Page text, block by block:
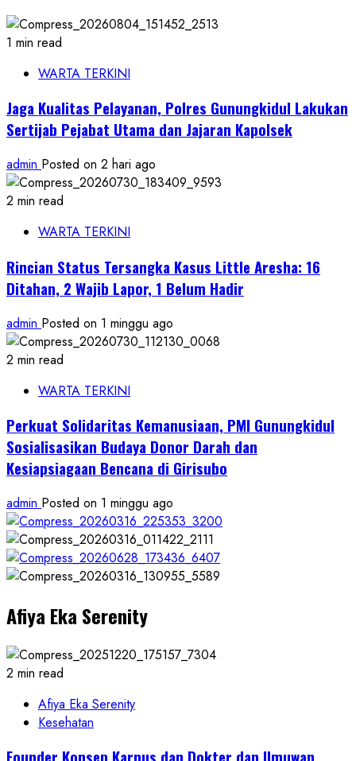
1 min read
WARTA TERKINI
Jaga Kualitas Pelayanan, Polres Gunungkidul Lakukan
Sertijab Pejabat Utama dan Jajaran Kapolsek
admin Posted on 2 hari ago
2 min read
WARTA TERKINI
Rincian Status Tersangka Kasus Little Aresha: 16
Ditahan, 2 Wajib Lapor, 1 Belum Hadir
admin Posted on 1 minggu ago
2 min read
WARTA TERKINI
Perkuat Solidaritas Kemanusiaan, PMI Gunungkidul
Sosialisasikan Budaya Donor Darah dan
Kesiapsiagaan Bencana di Girisubo
admin Posted on 1 minggu ago
Afiya Eka Serenity
2 min read
Afiya Eka Serenity
Kesehatan